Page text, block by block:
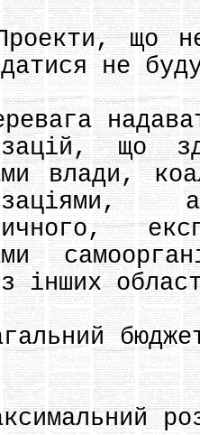
що не
не
що
влади,
інших
бюджет